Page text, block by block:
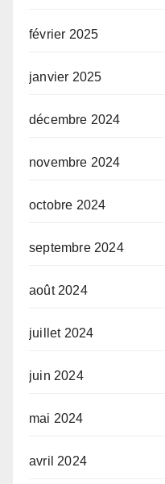
février 2025
janvier 2025
décembre 2024
novembre 2024
octobre 2024
septembre 2024
août 2024
juillet 2024
juin 2024
mai 2024
avril 2024